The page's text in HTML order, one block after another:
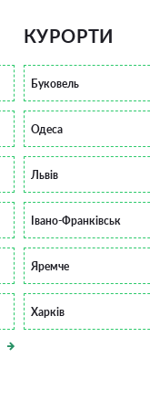
КУРОРТИ
Буковель
Одеса
Львів
Івано-Франківськ
Яремче
Харків